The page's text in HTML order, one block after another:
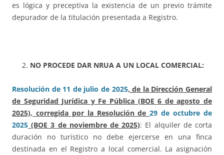
es lógica y preceptiva la existencia de un previo trámite
depurador de la titulación presentada a Registro.
NO PROCEDE DAR NRUA A UN LOCAL COMERCIAL:
Resolución de 11 de julio de 2025, de la Dirección General
de Seguridad Jurídica y Fe Pública (BOE 6 de agosto de
2025), corregida por la Resolución de29 de octubre de
2025 (BOE 3 de noviembre de 2025): El alquiler de corta
duración no turístico no debe ejercerse en una finca
destinada en el Registro a local comercial. La asignación